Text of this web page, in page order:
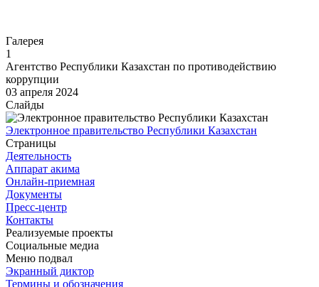
Галерея
1
Агентство Республики Казахстан по противодействию
коррупции
03 апреля 2024
Слайды
Электронное правительство Республики Казахстан
Страницы
Деятельность
Аппарат акима
Онлайн-приемная
Документы
Пресс-центр
Контакты
Реализуемые проекты
Социальные медиа
Меню подвал
Экранный диктор
Термины и обозначения